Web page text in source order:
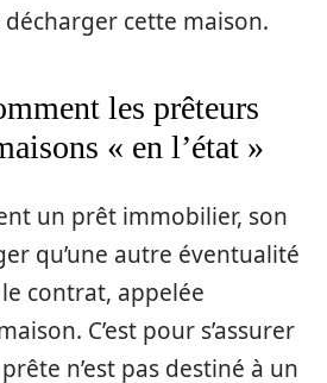
cette maison.
les prêteurs
« en l’état »
un prêt immobilier, son
qu’une autre éventualité
contrat, appelée
C’est pour s’assurer
n’est pas destiné à un